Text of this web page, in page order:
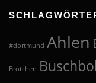
#dortmund Ahlen
Brötchen